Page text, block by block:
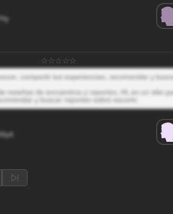
compartir tus experiencias, recomendar y
reseñas de encuentros y reportes, HL es un sitio
y buscar reportes sobre escorts